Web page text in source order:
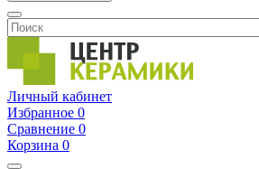
Личный кабинет
Избранное 0
Сравнение 0
Корзина 0